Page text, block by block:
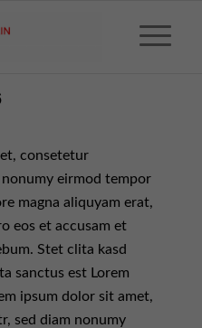
consetetur
eirmod tempor
magna aliquyam erat,
eos et accusam et
Stet clita kasd
sanctus est Lorem
ipsum dolor sit amet,
sed diam nonumy